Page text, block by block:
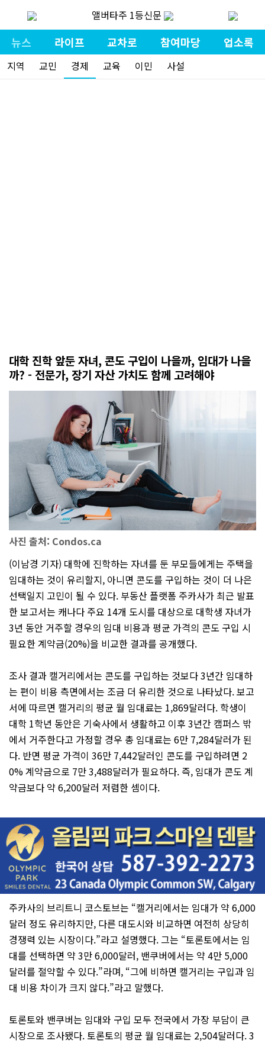
앨버타주 1등신문
뉴스 라이프 교차로 참여마당 업소록
지역 교민 경제 교육 이민 사설
대학 진학 앞둔 자녀, 콘도 구입이 나을까, 임대가 나을
까? - 전문가, 장기 자산 가치도 함께 고려해야
사진 출처: Condos.ca
(이남경 기자) 대학에 진학하는 자녀를 둔 부모들에게는 주택을
임대하는 것이 유리할지, 아니면 콘도를 구입하는 것이 더 나은
선택일지 고민이 될 수 있다. 부동산 플랫폼 주카사가 최근 발표
한 보고서는 캐나다 주요 14개 도시를 대상으로 대학생 자녀가
3년 동안 거주할 경우의 임대 비용과 평균 가격의 콘도 구입 시
필요한 계약금(20%)을 비교한 결과를 공개했다.
조사 결과 캘거리에서는 콘도를 구입하는 것보다 3년간 임대하
는 편이 비용 측면에서는 조금 더 유리한 것으로 나타났다. 보고
서에 따르면 캘거리의 평균 월 임대료는 1,869달러다. 학생이
대학 1학년 동안은 기숙사에서 생활하고 이후 3년간 캠퍼스 밖
에서 거주한다고 가정할 경우 총 임대료는 6만 7,284달러가 된
다. 반면 평균 가격이 36만 7,442달러인 콘도를 구입하려면 2
0% 계약금으로 7만 3,488달러가 필요하다. 즉, 임대가 콘도 계
약금보다 약 6,200달러 저렴한 셈이다.
주카사의 브리트니 코스토브는 “캘거리에서는 임대가 약 6,000
달러 정도 유리하지만, 다른 대도시와 비교하면 여전히 상당히
경쟁력 있는 시장이다.”라고 설명했다. 그는 “토론토에서는 임
대를 선택하면 약 3만 6,000달러, 밴쿠버에서는 약 4만 5,000
달러를 절약할 수 있다.”라며, “그에 비하면 캘거리는 구입과 임
대 비용 차이가 크지 않다.”라고 말했다.
토론토와 밴쿠버는 임대와 구입 모두 전국에서 가장 부담이 큰
시장으로 조사됐다. 토론토의 평균 월 임대료는 2,504달러다. 3